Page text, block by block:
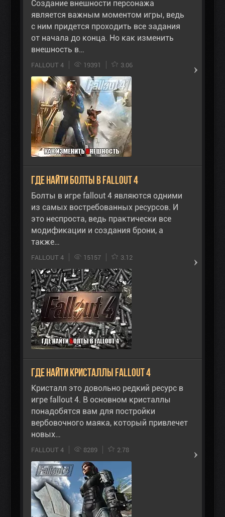
Создание внешности персонажа
является важным моментом игры, ведь
с ним придется проходить все задания
от начала до конца. Но как изменить
внешность в…
FALLOUT 4 19391 3.06
Где найти болты в Fallout 4
Болты в игре fallout 4 являются одними
из самых востребованных ресурсов. И
это неспроста, ведь практически все
модификации и создания брони, а
также…
FALLOUT 4 15157 3.12
Где найти кристаллы Fallout 4
Кристалл это довольно редкий ресурс в
игре fallout 4. В основном кристаллы
понадобятся вам для постройки
вербовочного маяка, который привлечет
новых…
FALLOUT 4 8289 2.78